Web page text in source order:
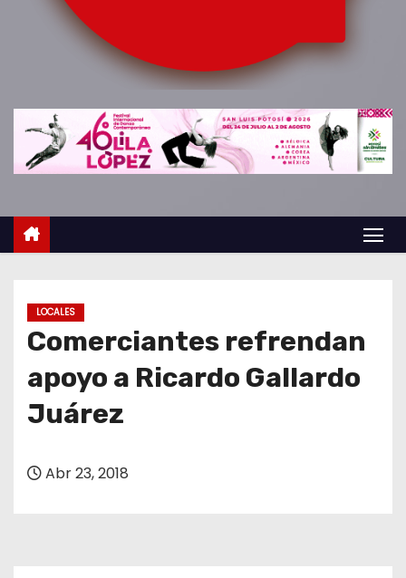
LOCALES
Comerciantes refrendan
apoyo a Ricardo Gallardo
Juárez
Abr 23, 2018